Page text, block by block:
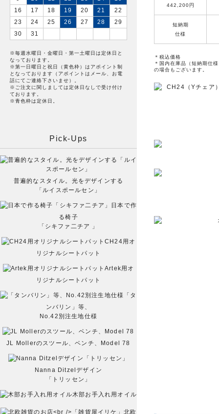
442,200円
短納期
仕様
＊税込価格
＊国内在庫品（短納期仕
の場合もございます。
16
17 18 19 20 21
22
23
24 25 26 27 28
29
30
31
※毎週水曜日・金曜日・第一土曜日は定休日と
なっております。
※第一日曜日と祝日（黄色枠）はアポイント制
となっております（アポイントはメール、お電
話にてご連絡下さいませ）。
※ご注文に関しましては定休日なしで受け付け
ております。
※青色枠は定休日。
Pick-Ups
普遍的なスタイル。光をデザインする
「ルイスポールセン」
日本で作
る椅子
「シキファ二チア 」
CH24用オ
リジナルシートパット
Artek用オ
リジナルシートパット
「タ
ンバリン」等、
No.42別注生地仕様
JL Mollerのスツール、ベンチ、Model 78
Nanna Ditzelデザイン
「トリッセン」
木部お手入れ用オイル
北欧